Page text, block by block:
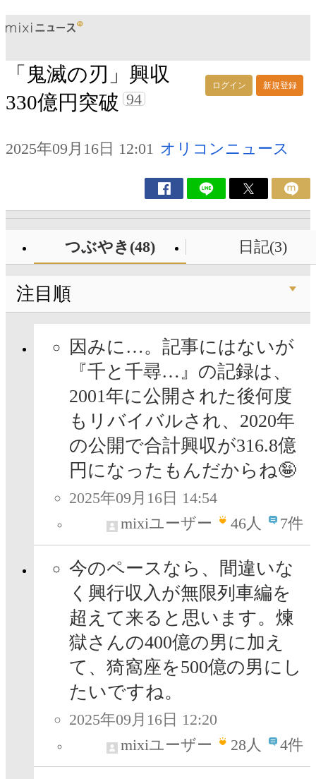
ログイン 新規登録
「鬼滅の刃」興収
330億円突破 94
2025年09月16日 12:01 オリコンニュース
つぶやき(48) 日記(3)
注目順
因みに…。記事にはないが
『千と千尋…』の記録は、
2001年に公開された後何度
もリバイバルされ、2020年
の公開で合計興収が316.8億
円になったもんだからね🤪
2025年09月16日 14:54
mixiユーザー
46人 7件
今のペースなら、間違いな
く興行収入が無限列車編を
超えて来ると思います。煉
獄さんの400億の男に加え
て、猗窩座を500億の男にし
たいですね。
2025年09月16日 12:20
mixiユーザー
28人 4件